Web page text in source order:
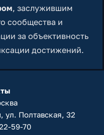
, заслужившим
сообщества и
за объективность
достижений.
ул. Полтавская, 32
59-70